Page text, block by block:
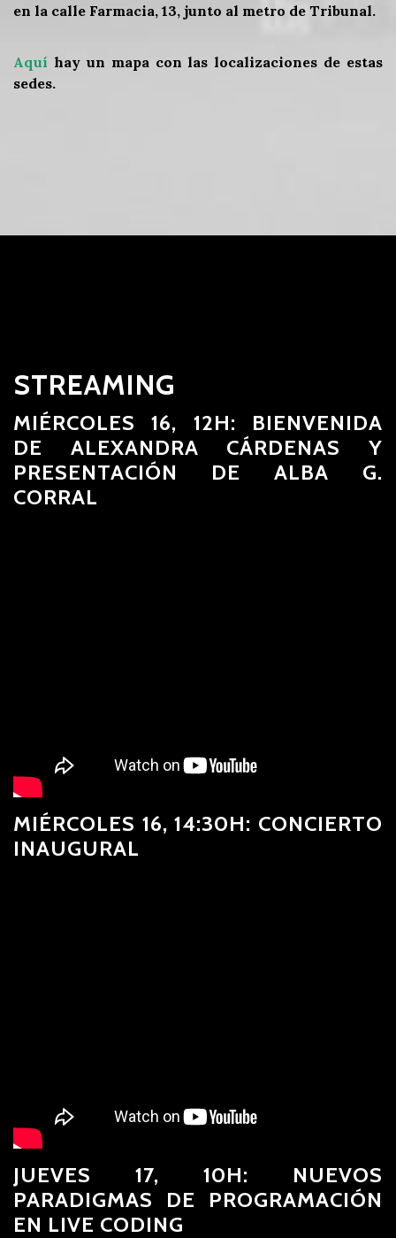
en la calle Farmacia, 13, junto al metro de Tribunal.
Aquí hay un mapa con las localizaciones de estas
sedes.
STREAMING
MIÉRCOLES 16, 12H: BIENVENIDA
DE ALEXANDRA CÁRDENAS Y
PRESENTACIÓN DE ALBA G.
CORRAL
MIÉRCOLES 16, 14:30H: CONCIERTO
INAUGURAL
JUEVES 17, 10H: NUEVOS
PARADIGMAS DE PROGRAMACIÓN
EN LIVE CODING